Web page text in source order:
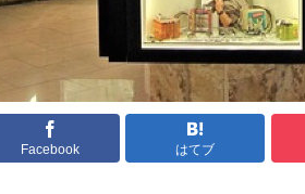
Facebook はてブ